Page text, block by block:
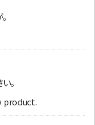
。
product.